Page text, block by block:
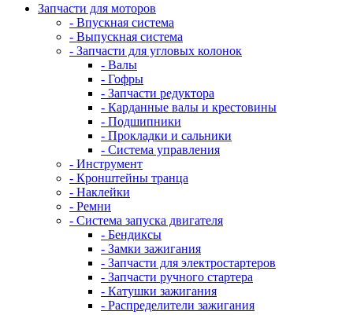
Запчасти для моторов
- Впускная система
- Выпускная система
- Запчасти для угловых колонок
- Валы
- Гофры
- Запчасти редуктора
- Карданные валы и крестовины
- Подшипники
- Прокладки и сальники
- Система управления
- Инструмент
- Кронштейны транца
- Наклейки
- Ремни
- Система запуска двигателя
- Бендиксы
- Замки зажигания
- Запчасти для электростартеров
- Запчасти ручного стартера
- Катушки зажигания
- Распределители зажигания